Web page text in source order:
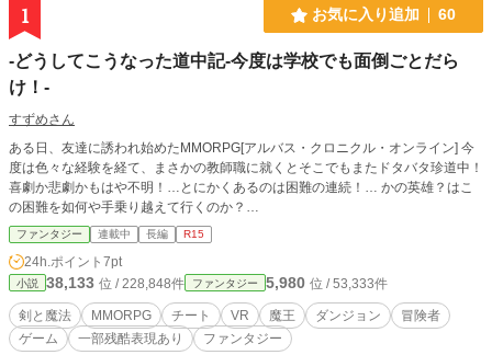
1 お気に入り追加 60
-どうしてこうなった道中記-今度は学校でも面倒ごとだら
け！-
すずめさん
ある日、友達に誘われ始めたMMORPG[アルバス・クロニクル・オンライン] 今
度は色々な経験を経て、まさかの教師職に就くとそこでもまたドタバタ珍道中！
喜劇か悲劇かもはや不明！…とにかくあるのは困難の連続！… かの英雄？はこ
の困難を如何や手乗り越えて行くのか？…
ファンタジー 連載中 長編 R15
24h.ポイント 7pt
小説 38,133 位 / 228,848件 ファンタジー 5,980 位 / 53,333件
剣と魔法 MMORPG チート VR 魔王 ダンジョン
冒険者
ゲーム
一部残酷表現あり ファンタジー